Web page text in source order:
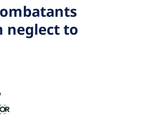
neglect to